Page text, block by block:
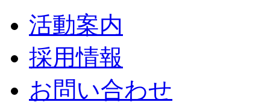
活動案内
採用情報
お問い合わせ